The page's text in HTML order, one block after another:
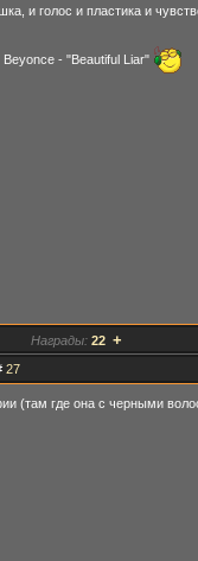
и голос и пластика и
- "Beautiful Liar"
Награды: 22 +
27
(там где она с черными